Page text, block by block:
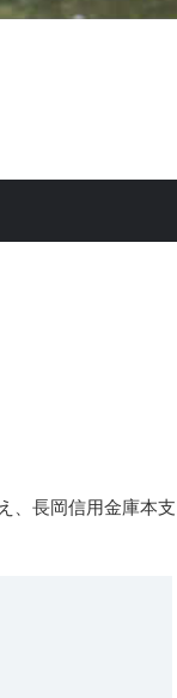
、長岡信用金庫本支